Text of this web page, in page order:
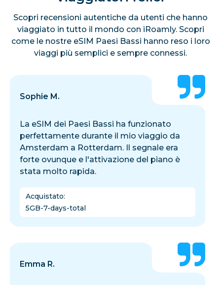
Scopri recensioni autentiche da utenti che hanno
viaggiato in tutto il mondo con iRoamly. Scopri
come le nostre eSIM Paesi Bassi hanno reso i loro
viaggi più semplici e sempre connessi.
Sophie M.
La eSIM dei Paesi Bassi ha funzionato
perfettamente durante il mio viaggio da
Amsterdam a Rotterdam. Il segnale era
forte ovunque e l'attivazione del piano è
stata molto rapida.
Acquistato:
5GB-7-days-total
Emma R.